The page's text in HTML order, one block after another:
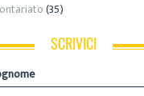
(35)
SCRIVICI